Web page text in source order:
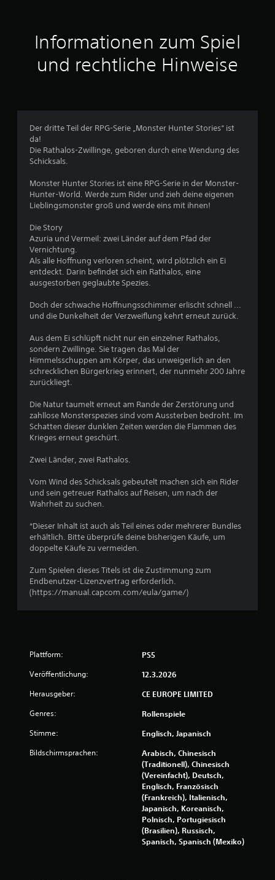
t
t
c
h
B
e
t
n
g
:
4
2
o
n
u
Informationen zum Spiel
und rechtliche Hinweise
Der dritte Teil der RPG-Serie „Monster Hunter Stories“ ist
da!
Die Rathalos-Zwillinge, geboren durch eine Wendung des
Schicksals.
Monster Hunter Stories ist eine RPG-Serie in der Monster-
Hunter-World. Werde zum Rider und zieh deine eigenen
Lieblingsmonster groß und werde eins mit ihnen!
Die Story
Azuria und Vermeil: zwei Länder auf dem Pfad der
Vernichtung.
Als alle Hoffnung verloren scheint, wird plötzlich ein Ei
entdeckt. Darin befindet sich ein Rathalos, eine
ausgestorben geglaubte Spezies.
Doch der schwache Hoffnungsschimmer erlischt schnell ...
und die Dunkelheit der Verzweiflung kehrt erneut zurück.
Aus dem Ei schlüpft nicht nur ein einzelner Rathalos,
sondern Zwillinge. Sie tragen das Mal der
Himmelsschuppen am Körper, das unweigerlich an den
schrecklichen Bürgerkrieg erinnert, der nunmehr 200 Jahre
zurückliegt.
Die Natur taumelt erneut am Rande der Zerstörung und
zahllose Monsterspezies sind vom Aussterben bedroht. Im
Schatten dieser dunklen Zeiten werden die Flammen des
Krieges erneut geschürt.
Zwei Länder, zwei Rathalos.
Vom Wind des Schicksals gebeutelt machen sich ein Rider
und sein getreuer Rathalos auf Reisen, um nach der
Wahrheit zu suchen.
*Dieser Inhalt ist auch als Teil eines oder mehrerer Bundles
erhältlich. Bitte überprüfe deine bisherigen Käufe, um
doppelte Käufe zu vermeiden.
Zum Spielen dieses Titels ist die Zustimmung zum
Endbenutzer-Lizenzvertrag erforderlich.
(https://manual.capcom.com/eula/game/)
Plattform: PS5
Veröffentlichung: 12.3.2026
Herausgeber: CE EUROPE LIMITED
Genres: Rollenspiele
Stimme: Englisch, Japanisch
Bildschirmsprachen:
Arabisch, Chinesisch
(Traditionell), Chinesisch
(Vereinfacht), Deutsch,
Englisch, Französisch
(Frankreich), Italienisch,
Japanisch, Koreanisch,
Polnisch, Portugiesisch
(Brasilien), Russisch,
Spanisch, Spanisch (Mexiko)